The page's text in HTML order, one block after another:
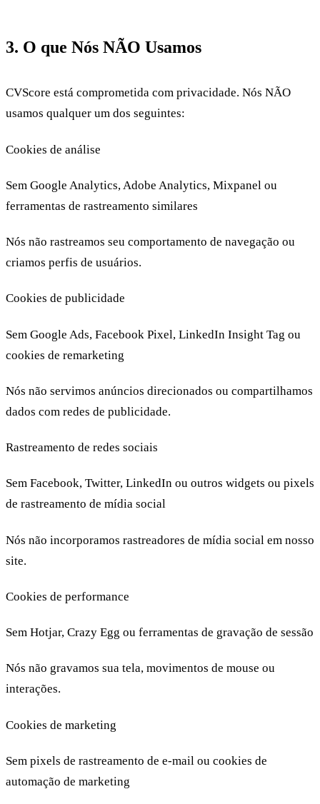
3. O que Nós NÃO Usamos
CVScore está comprometida com privacidade. Nós NÃO
usamos qualquer um dos seguintes:
Cookies de análise
Sem Google Analytics, Adobe Analytics, Mixpanel ou
ferramentas de rastreamento similares
Nós não rastreamos seu comportamento de navegação ou
criamos perfis de usuários.
Cookies de publicidade
Sem Google Ads, Facebook Pixel, LinkedIn Insight Tag ou
cookies de remarketing
Nós não servimos anúncios direcionados ou compartilhamos
dados com redes de publicidade.
Rastreamento de redes sociais
Sem Facebook, Twitter, LinkedIn ou outros widgets ou pixels
de rastreamento de mídia social
Nós não incorporamos rastreadores de mídia social em nosso
site.
Cookies de performance
Sem Hotjar, Crazy Egg ou ferramentas de gravação de sessão
Nós não gravamos sua tela, movimentos de mouse ou
interações.
Cookies de marketing
Sem pixels de rastreamento de e-mail ou cookies de
automação de marketing